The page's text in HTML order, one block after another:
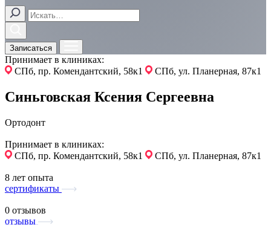
Записаться
Принимает в клиниках:
СПб, пр. Комендантский, 58к1
СПб, ул. Планерная, 87к1
Синьговская Ксения Сергеевна
Ортодонт
Принимает в клиниках:
СПб, пр. Комендантский, 58к1
СПб, ул. Планерная, 87к1
8 лет опыта
сертификаты
0 отзывов
отзывы